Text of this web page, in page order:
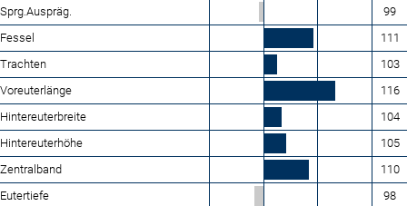
Sprg.Auspräg.
99
Fessel
111
Trachten
103
Voreuterlänge
116
Hintereuterbreite
104
Hintereuterhöhe
105
Zentralband
110
Eutertiefe
98